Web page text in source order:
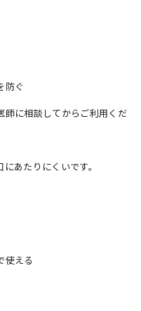
防ぐ
に相談してからご利用くだ
あたりにくいです。
使える